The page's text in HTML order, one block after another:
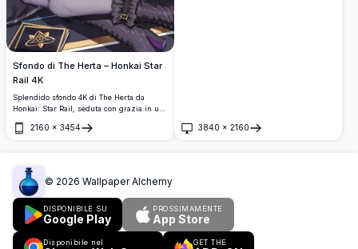
Sfondo di The Herta – Honkai Star
Rail 4K
Splendido sfondo 4K di The Herta da
Honkai: Star Rail, seduta con grazia in una
con il suo iconico cappello da strega
2160 × 3454
Apri
3840 × 2160
Apri
© 2026 Wallpaper Alchemy
DISPONIBILE SU
Google Play
PROSSIMAMENTE
App Store
Disponibile nel GET THE